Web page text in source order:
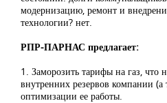
модернизацию, ремонт и
технологии? нет.
РПР-ПАРНАС предлагает:
1. Заморозить тарифы на газ, что
внутренних резервов компании (а
оптимизации ее работы.